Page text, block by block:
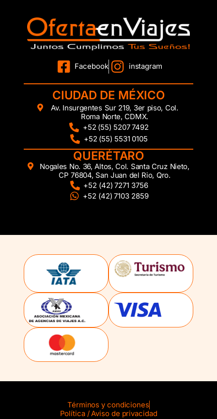
Facebook instagram
CIUDAD DE MÉXICO
Av. Insurgentes Sur 219, 3er piso, Col.
Roma Norte, CDMX.
+52 (55) 5207 7492
+52 (55) 5531 0105
QUERÉTARO
Nogales No. 36, Altos, Col. Santa Cruz Nieto,
CP 76804, San Juan del Rio, Qro.
+52 (42) 7271 3756
+52 (42) 7103 2859
Términos y condiciones
Política / Aviso de privacidad